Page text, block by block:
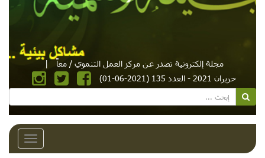
مجلة إلكترونية تصدر عن مركز العمل التنموي / معاً
|
حزيران 2021 - العدد 135 (2021-06-01)
Toggle